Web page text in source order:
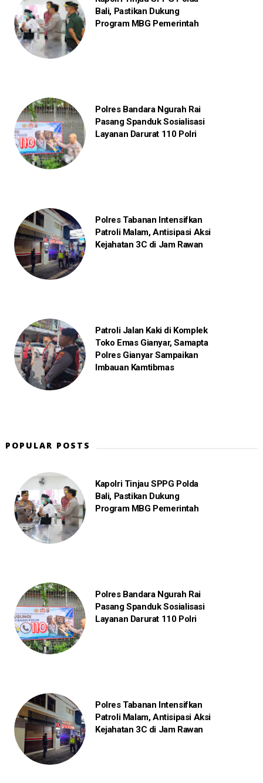
Bali, Pastikan Dukung
Program MBG Pemerintah
Polres Bandara Ngurah Rai
Pasang Spanduk Sosialisasi
Layanan Darurat 110 Polri
Polres Tabanan Intensifkan
Patroli Malam, Antisipasi Aksi
Kejahatan 3C di Jam Rawan
Patroli Jalan Kaki di Komplek
Toko Emas Gianyar, Samapta
Polres Gianyar Sampaikan
Imbauan Kamtibmas
POPULAR POSTS
Kapolri Tinjau SPPG Polda
Bali, Pastikan Dukung
Program MBG Pemerintah
Polres Bandara Ngurah Rai
Pasang Spanduk Sosialisasi
Layanan Darurat 110 Polri
Polres Tabanan Intensifkan
Patroli Malam, Antisipasi Aksi
Kejahatan 3C di Jam Rawan